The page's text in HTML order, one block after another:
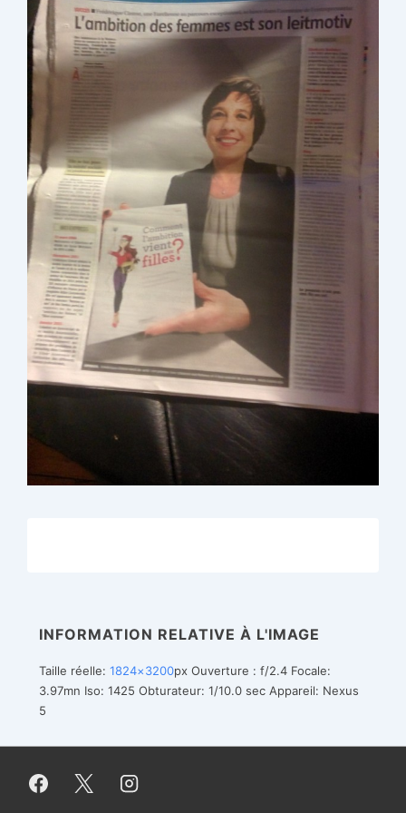
INFORMATION RELATIVE À L'IMAGE
Taille réelle: 1824×3200px Ouverture : f/2.4 Focale:
3.97mn Iso: 1425 Obturateur: 1/10.0 sec Appareil: Nexus
5